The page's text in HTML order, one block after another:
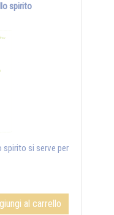
spirito
spirito si serve per
al carrello